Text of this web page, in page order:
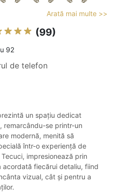
Arată mai multe >>
(99)
92
de telefon
un spațiu dedicat
remarcându-se printr-un
modernă, menită să
într-o experiență de
impresionează prin
acordată fiecărui detaliu, fiind
vizual, cât și pentru a